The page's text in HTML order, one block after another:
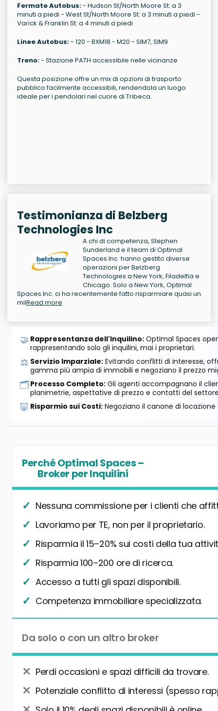
Fermate Autobus:- Hudson St/North Moore St: a 3
minuti a piedi - West St/North Moore St: a 3 minuti a piedi -
Varick & Franklin St: a 4 minuti a piedi
Linee Autobus:- 120 - BXM18 - M20 - SIM7, SIM9
Treno:- Stazione PATH accessibile nelle vicinanze
Questa posizione offre un mix di opzioni di trasporto
pubblico facilmente accessibili, rendendola un luogo
ideale per i pendolari nel cuore di Tribeca.
Testimonianza di Belzberg
Technologies Inc
A chi di competenza, Stephen
Sunderland e il team di Optimal
Spaces Inc. hanno gestito diverse
operazioni per Belzberg
Technologies a New York, Filadelfia e
Chicago. Solo a New York, Optimal
Spaces Inc. ci ha recentemente fatto risparmiare quasi un
milRead more
🤝 Rappresentanza dell'Inquilino: Optimal Spaces
rappresentando solo gli inquilini, mai i proprietari.
⚖️ Servizio Imparziale: Evitando conflitti di interesse,
gamma più ampia di immobili e negoziano il prezzo
🗂️Processo Completo: Gli agenti accompagnano il
planimetrie, aspettative di prezzo e contatti del
🐷 Risparmio sui Costi: Negoziano il canone di
Perché Optimal Spaces –
Broker per Inquilini
Nessuna commissione per i clienti che
Lavoriamo per TE, non per il proprietario.
Risparmia il 15–20% sui costi della tua
Risparmia 100–200 ore di ricerca.
Accesso a tutti gli spazi disponibili.
Competenza immobiliare specializzata.
Da solo o con un altro broker
Perdi occasioni e spazi difficili da trovare.
Potenziale conflitto di interessi (spesso